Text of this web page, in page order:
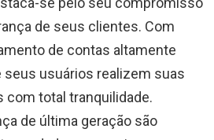
de seus clientes. Com
de contas altamente
seus usuários realizem suas
com total tranquilidade.
de última geração são